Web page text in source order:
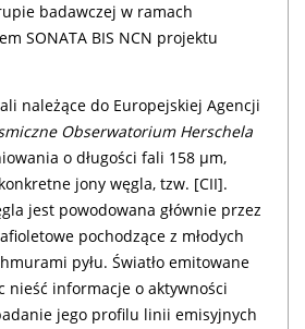
badawczej w ramach
SONATA BIS NCN projektu
należące do Europejskiej Agencji
Obserwatorium Herschela
o długości fali 158 μm,
jony węgla, tzw. [CII].
jest powodowana głównie przez
pochodzące z młodych
pyłu. Światło emitowane
nieść informacje o aktywności
jego profilu linii emisyjnych